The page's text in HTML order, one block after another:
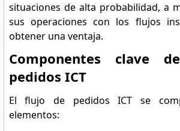
situaciones de alta probabilidad, a
sus operaciones con los flujos
obtener una ventaja.
Componentes clave
pedidos ICT
El flujo de pedidos ICT se
elementos: